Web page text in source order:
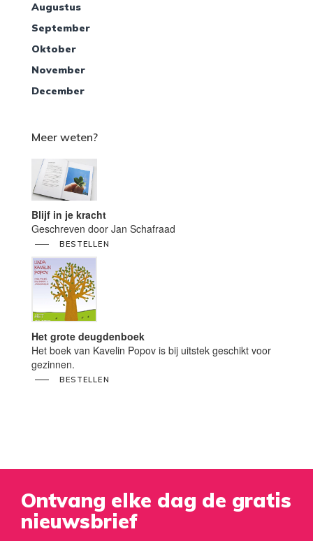
Augustus
September
Oktober
November
December
Meer weten?
Blijf in je kracht
Geschreven door Jan Schafraad
BESTELLEN
Het grote deugdenboek
Het boek van Kavelin Popov is bij uitstek geschikt voor
gezinnen.
BESTELLEN
Ontvang elke dag de gratis
nieuwsbrief